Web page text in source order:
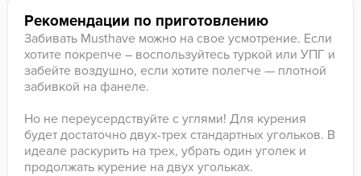
Рекомендации по приготовлению
Забивать Musthave можно на свое усмотрение. Если
хотите покрепче – воспользуйтесь туркой или УПГ и
забейте воздушно, если хотите полегче — плотной
забивкой на фанеле.
Но не переусердствуйте с углями! Для курения
будет достаточно двух-трех стандартных угольков. В
идеале раскурить на трех, убрать один уголек и
продолжать курение на двух угольках.